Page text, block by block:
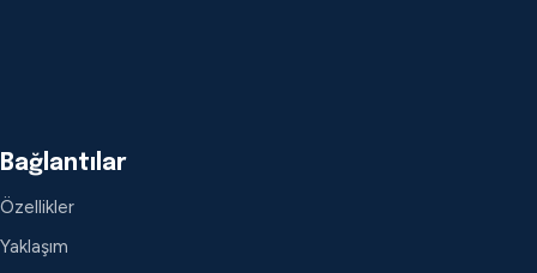
Bağlantılar
Özellikler
Yaklaşım